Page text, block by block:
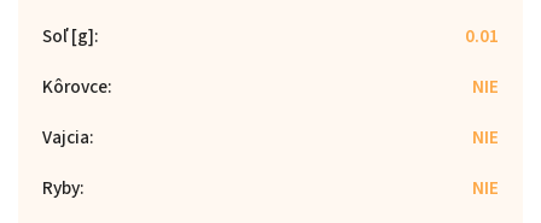
Soľ [g]:
0.01
Kôrovce:
NIE
Vajcia:
NIE
Ryby:
NIE